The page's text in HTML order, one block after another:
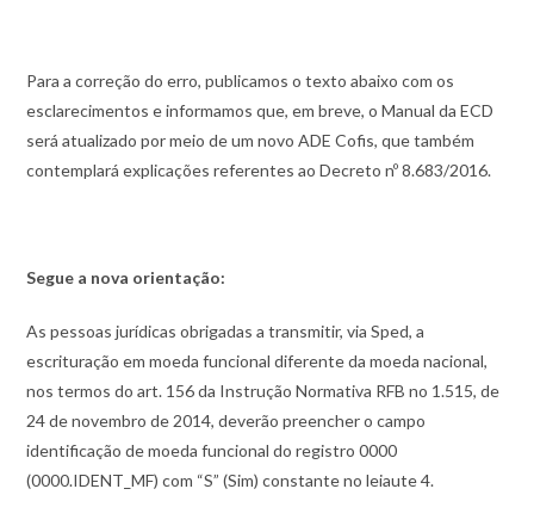
Para a correção do erro, publicamos o texto abaixo com os
esclarecimentos e informamos que, em breve, o Manual da ECD
será atualizado por meio de um novo ADE Cofis, que também
contemplará explicações referentes ao Decreto nº 8.683/2016.
Segue a nova orientação:
As pessoas jurídicas obrigadas a transmitir, via Sped, a
escrituração em moeda funcional diferente da moeda nacional,
nos termos do art. 156 da Instrução Normativa RFB no 1.515, de
24 de novembro de 2014, deverão preencher o campo
identificação de moeda funcional do registro 0000
(0000.IDENT_MF) com “S” (Sim) constante no leiaute 4.